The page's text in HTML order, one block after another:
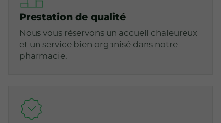
Prestation de qualité
Nous vous réservons un accueil chaleureux
et un service bien organisé dans notre
pharmacie.